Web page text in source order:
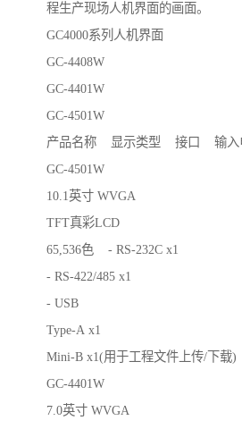
程生产现场人机界面的画面。
GC4000系列人机界面
GC-4408W
GC-4401W
GC-4501W
产品名称 显示类型 接口 输入
GC-4501W
10.1英寸 WVGA
TFT真彩LCD
65,536色 - RS-232C x1
- RS-422/485 x1
- USB
Type-A x1
Mini-B x1(用于工程文件上传/下
GC-4401W
7.0英寸 WVGA